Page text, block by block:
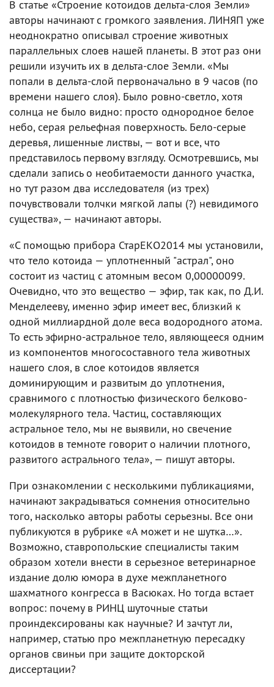
В cтатье «Строение котоидов дельта-слоя Земли»
авторы начинают с громкого заявления. ЛИНЯП уже
неоднократно описывал строение животных
параллельных слоев нашей планеты. В этот раз они
решили изучить их в дельта-слое Земли. «Мы
попали в дельта-слой первоначально в 9 часов (по
времени нашего слоя). Было ровно-светло, хотя
солнца не было видно: просто однородное белое
небо, серая рельефная поверхность. Бело-серые
деревья, лишенные листвы, — вот и все, что
представилось первому взгляду. Осмотревшись, мы
сделали запись о необитаемости данного участка,
но тут разом два исследователя (из трех)
почувствовали толчки мягкой лапы (?) невидимого
существа», — начинают авторы.
«С помощью прибора СтарЕКО2014 мы установили,
что тело котоида — уплотненный "астрал", оно
состоит из частиц с атомным весом 0,00000099.
Очевидно, что это вещество — эфир, так как, по Д.И.
Менделееву, именно эфир имеет вес, близкий к
одной миллиардной доле веса водородного атома.
То есть эфирно-астральное тело, являющееся одним
из компонентов многосоставного тела животных
нашего слоя, в слое котоидов является
доминирующим и развитым до уплотнения,
сравнимого с плотностью физического белково-
молекулярного тела. Частиц, составляющих
астральное тело, мы не выявили, но свечение
котоидов в темноте говорит о наличии плотного,
развитого астрального тела», — пишут авторы.
При ознакомлении с несколькими публикациями,
начинают закрадываться сомнения относительно
того, насколько авторы работы серьезны. Все они
публикуются в рубрике «А может и не шутка…».
Возможно, ставропольские специалисты таким
образом хотели внести в серьезное ветеринарное
издание долю юмора в духе межпланетного
шахматного конгресса в Васюках. Но тогда встает
вопрос: почему в РИНЦ шуточные статьи
проиндексированы как научные? И зачтут ли,
например, статью про межпланетную пересадку
органов свиньи при защите докторской
диссертации?